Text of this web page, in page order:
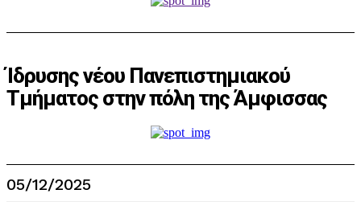
Ίδρυσης νέου Πανεπιστημιακού
Τμήματος στην πόλη της Άμφισσας
05/12/2025